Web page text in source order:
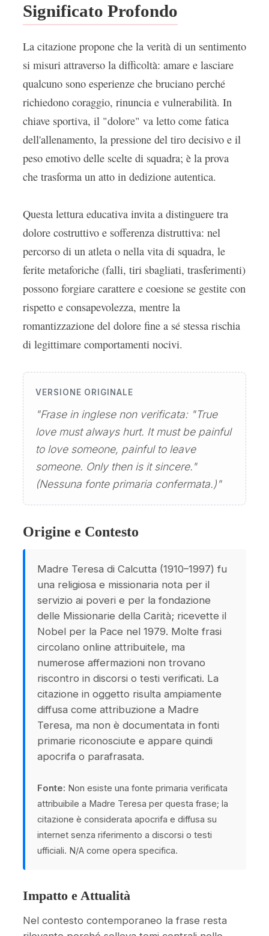
Significato Profondo
La citazione propone che la verità di un sentimento
si misuri attraverso la difficoltà: amare e lasciare
qualcuno sono esperienze che bruciano perché
richiedono coraggio, rinuncia e vulnerabilità. In
chiave sportiva, il "dolore" va letto come fatica
dell'allenamento, la pressione del tiro decisivo e il
peso emotivo delle scelte di squadra; è la prova
che trasforma un atto in dedizione autentica.
Questa lettura educativa invita a distinguere tra
dolore costruttivo e sofferenza distruttiva: nel
percorso di un atleta o nella vita di squadra, le
ferite metaforiche (falli, tiri sbagliati, trasferimenti)
possono forgiare carattere e coesione se gestite con
rispetto e consapevolezza, mentre la
romantizzazione del dolore fine a sé stessa rischia
di legittimare comportamenti nocivi.
VERSIONE ORIGINALE
"Frase in inglese non verificata: "True
love must always hurt. It must be painful
to love someone, painful to leave
someone. Only then is it sincere."
(Nessuna fonte primaria confermata.)"
Origine e Contesto
Madre Teresa di Calcutta (1910–1997) fu
una religiosa e missionaria nota per il
servizio ai poveri e per la fondazione
delle Missionarie della Carità; ricevette il
Nobel per la Pace nel 1979. Molte frasi
circolano online attribuitele, ma
numerose affermazioni non trovano
riscontro in discorsi o testi verificati. La
citazione in oggetto risulta ampiamente
diffusa come attribuzione a Madre
Teresa, ma non è documentata in fonti
primarie riconosciute e appare quindi
apocrifa o parafrasata.
Fonte: Non esiste una fonte primaria verificata
attribuibile a Madre Teresa per questa frase; la
citazione è considerata apocrifa e diffusa su
internet senza riferimento a discorsi o testi
ufficiali. N/A come opera specifica.
Impatto e Attualità
Nel contesto contemporaneo la frase resta